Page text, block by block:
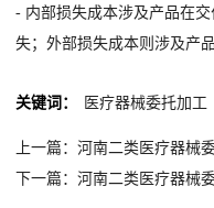
- 内部损失成本涉及产品在
失；外部损失成本则涉及产
关键词： 医疗器械委托加工
上一篇：河南二类医疗器械
下一篇：河南二类医疗器械